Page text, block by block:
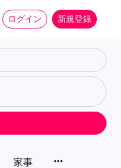
ログイン 新規登録
家事 more_horiz